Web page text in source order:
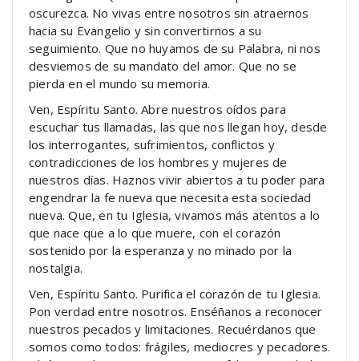
oscurezca. No vivas entre nosotros sin atraernos
hacia su Evangelio y sin convertirnos a su
seguimiento. Que no huyamos de su Palabra, ni nos
desviemos de su mandato del amor. Que no se
pierda en el mundo su memoria.
Ven, Espíritu Santo. Abre nuestros oídos para
escuchar tus llamadas, las que nos llegan hoy, desde
los interrogantes, sufrimientos, conflictos y
contradicciones de los hombres y mujeres de
nuestros días. Haznos vivir abiertos a tu poder para
engendrar la fe nueva que necesita esta sociedad
nueva. Que, en tu Iglesia, vivamos más atentos a lo
que nace que a lo que muere, con el corazón
sostenido por la esperanza y no minado por la
nostalgia.
Ven, Espíritu Santo. Purifica el corazón de tu Iglesia.
Pon verdad entre nosotros. Enséñanos a reconocer
nuestros pecados y limitaciones. Recuérdanos que
somos como todos: frágiles, mediocres y pecadores.